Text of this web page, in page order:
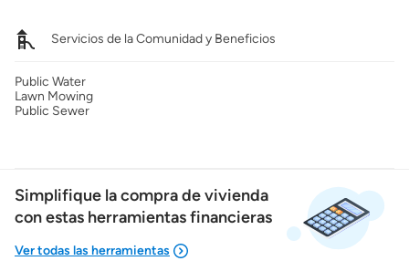
Servicios de la Comunidad y Beneficios
Public Water
Lawn Mowing
Public Sewer
Simplifique la compra de vivienda
con estas herramientas financieras